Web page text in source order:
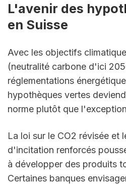
L'avenir des
en Suisse
Avec les objectifs
(neutralité carbone d'ici
réglementations
hypothèques vertes
norme plutôt que
La loi sur le CO2 révisée et
d'incitation renforcés
à développer des produits
Certaines banques